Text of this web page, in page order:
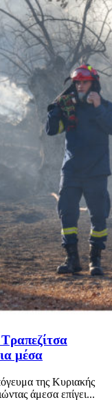
μέσα
της Κυριακής
άμεσα επίγει...